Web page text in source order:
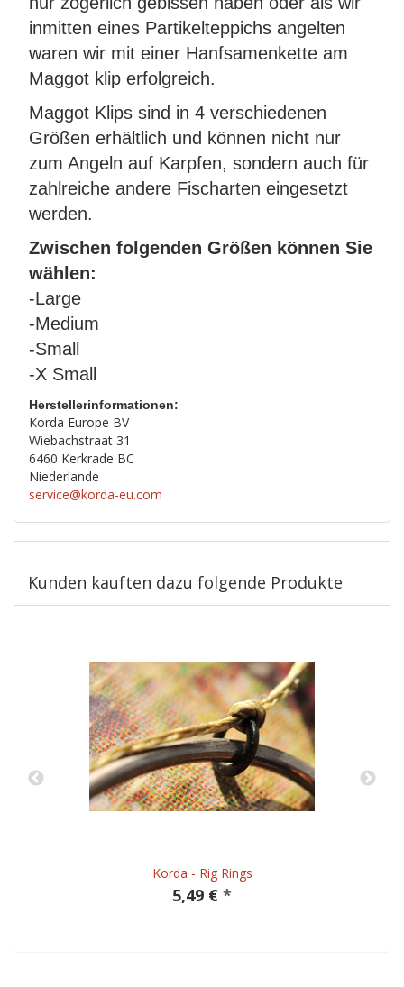
inmitten eines Partikelteppichs angelten
waren wir mit einer Hanfsamenkette am
Maggot klip erfolgreich.
Maggot Klips sind in 4 verschiedenen
Größen erhältlich und können nicht nur
zum Angeln auf Karpfen, sondern auch für
zahlreiche andere Fischarten eingesetzt
werden.
Zwischen folgenden Größen können Sie
wählen:
-Large
-Medium
-Small
-X Small
Herstellerinformationen:
Korda Europe BV
Wiebachstraat 31
6460 Kerkrade BC
Niederlande
service@korda-eu.com
Kunden kauften dazu folgende Produkte
Korda - Rig Rings
5,49 € *